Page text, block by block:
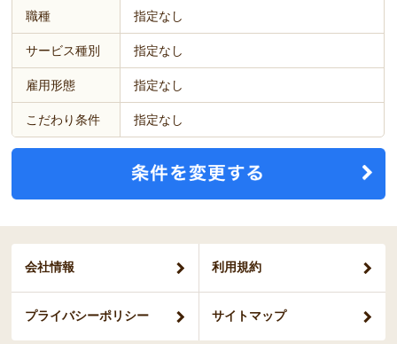
職種 指定なし
サービス種別 指定なし
雇用形態 指定なし
こだわり条件 指定なし
会社情報 利用規約
プライバシーポリシー サイトマップ